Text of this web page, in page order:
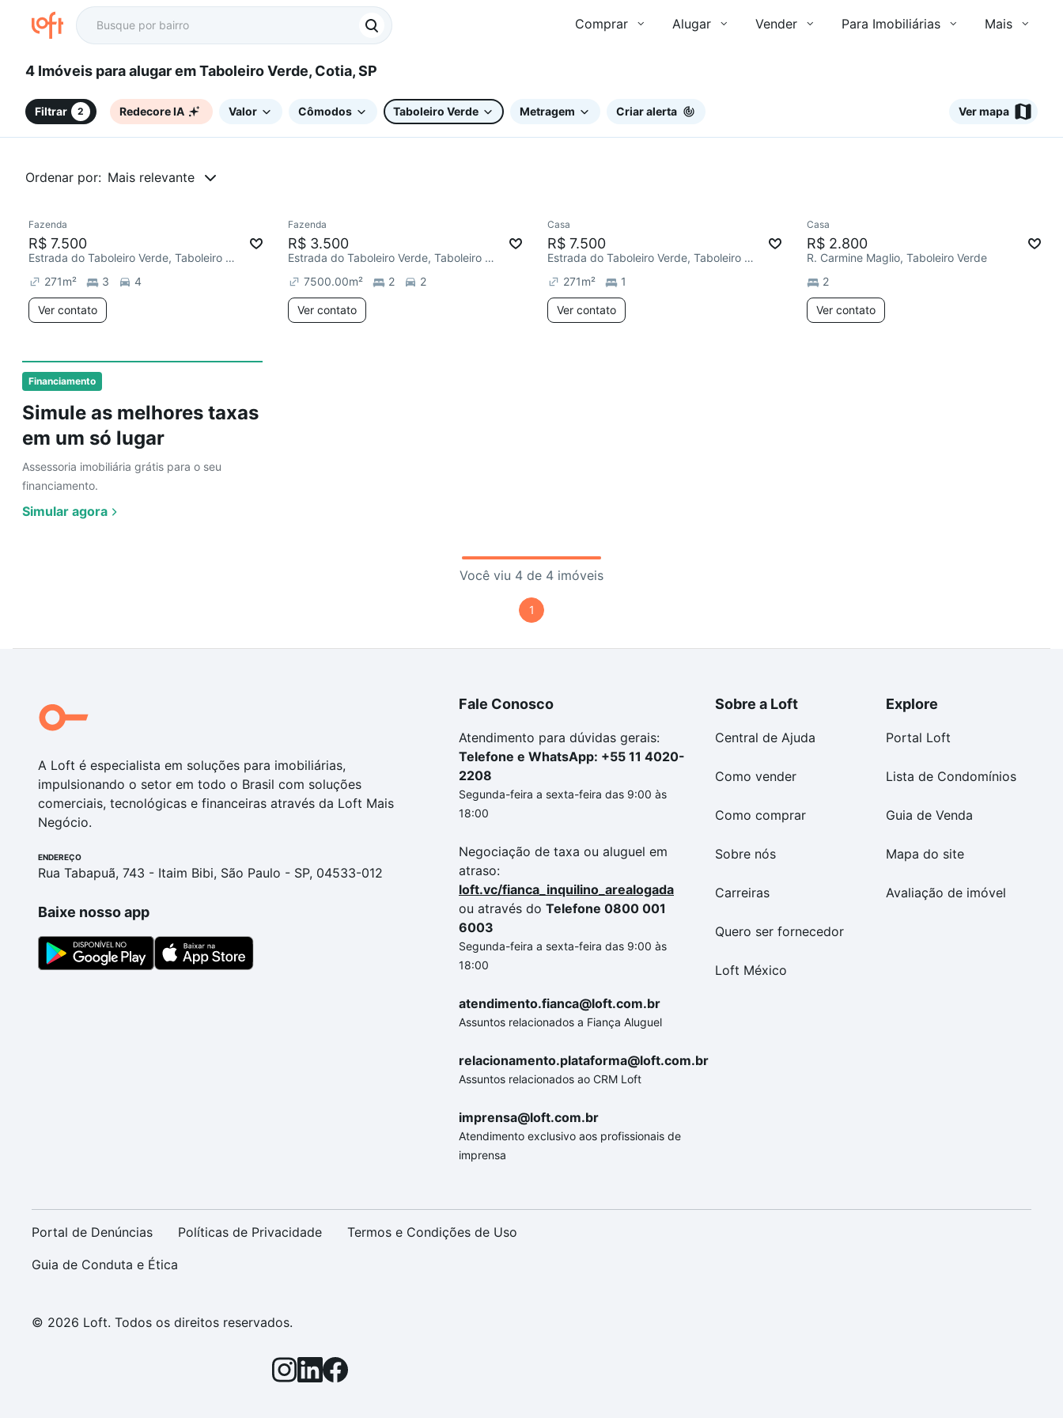
Comprar Alugar Vender Para Imobiliárias Mais
4 Imóveis para alugar em Taboleiro Verde, Cotia, SP
Filtrar 2 Redecore IA Valor Cômodos Taboleiro Verde Metragem Criar alerta Ver mapa
Ordenar por: Mais relevante
Financiamento
Simule as melhores taxas
em um só lugar
Assessoria imobiliária grátis para o seu
financiamento.
Simular agora
Chegou este mês
Fazenda
R$ 7.500
Estrada do Taboleiro Verde, Taboleiro Verde
271m² 3 4
Ver contato
Fazenda
R$ 3.500
Estrada do Taboleiro Verde, Taboleiro Verde
7500.00m² 2 2
Ver contato
Casa
R$ 7.500
Estrada do Taboleiro Verde, Taboleiro Verde
271m² 1
Ver contato
Casa
R$ 2.800
R. Carmine Maglio, Taboleiro Verde
2
Ver contato
Você viu 4 de 4 imóveis
1
A Loft é especialista em soluções para imobiliárias,
impulsionando o setor em todo o Brasil com soluções
comerciais, tecnológicas e financeiras através da Loft Mais
Negócio.
ENDEREÇO
Rua Tabapuã, 743 - Itaim Bibi, São Paulo - SP, 04533-012
Baixe nosso app
Fale Conosco
Atendimento para dúvidas gerais:
Telefone e WhatsApp: +55 11 4020-
2208
Segunda-feira a sexta-feira das 9:00 às
18:00
Negociação de taxa ou aluguel em
atraso:
loft.vc/fianca_inquilino_arealogada
ou através do Telefone 0800 001
6003
Segunda-feira a sexta-feira das 9:00 às
18:00
atendimento.fianca@loft.com.br
Assuntos relacionados a Fiança Aluguel
relacionamento.plataforma@loft.com.br
Assuntos relacionados ao CRM Loft
imprensa@loft.com.br
Atendimento exclusivo aos profissionais de
imprensa
Sobre a Loft
Central de Ajuda
Como vender
Como comprar
Sobre nós
Carreiras
Quero ser fornecedor
Loft México
Explore
Portal Loft
Lista de Condomínios
Guia de Venda
Mapa do site
Avaliação de imóvel
Portal de Denúncias Políticas de Privacidade Termos e Condições de Uso
Guia de Conduta e Ética
© 2026 Loft. Todos os direitos reservados.